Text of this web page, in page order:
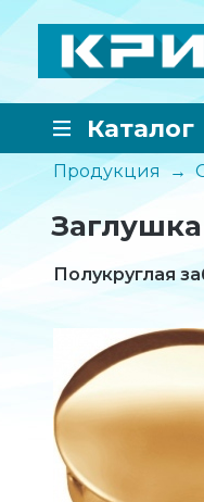
Каталог
Продукция →
Полукруглая